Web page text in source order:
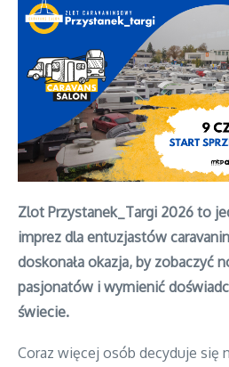
Zlot Przystanek_Targi 2026 to
imprez dla entuzjastów
doskonała okazja, by zobaczyć
pasjonatów i wymienić
świecie.
Coraz więcej osób decyduje się